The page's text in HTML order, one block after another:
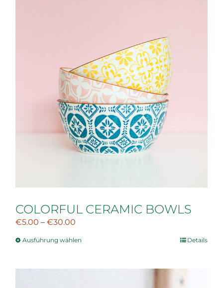
COLORFUL CERAMIC BOWLS
€5.00 – €30.00
Ausführung wählen Details